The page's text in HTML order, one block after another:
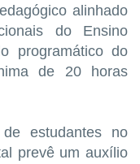
alinhado
do Ensino
programático do
de 20 horas
estudantes no
prevê um auxílio